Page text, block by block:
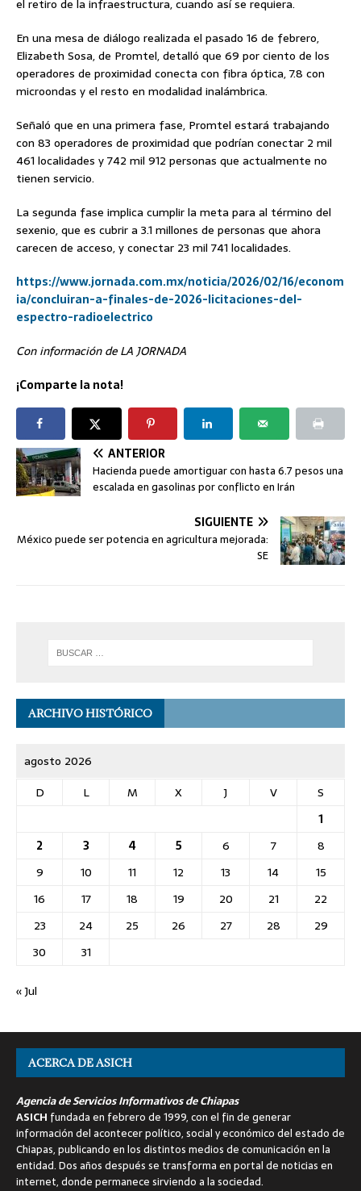
el retiro de la infraestructura, cuando así se requiera.
En una mesa de diálogo realizada el pasado 16 de febrero,
Elizabeth Sosa, de Promtel, detalló que 69 por ciento de los
operadores de proximidad conecta con fibra óptica, 7.8 con
microondas y el resto en modalidad inalámbrica.
Señaló que en una primera fase, Promtel estará trabajando
con 83 operadores de proximidad que podrían conectar 2 mil
461 localidades y 742 mil 912 personas que actualmente no
tienen servicio.
La segunda fase implica cumplir la meta para al término del
sexenio, que es cubrir a 3.1 millones de personas que ahora
carecen de acceso, y conectar 23 mil 741 localidades.
https://www.jornada.com.mx/noticia/2026/02/16/econom
ia/concluiran-a-finales-de-2026-licitaciones-del-
espectro-radioelectrico
Con información de LA JORNADA
¡Comparte la nota!
ANTERIOR
Hacienda puede amortiguar con hasta 6.7 pesos una
escalada en gasolinas por conflicto en Irán
SIGUIENTE
México puede ser potencia en agricultura mejorada:
SE
ARCHIVO HISTÓRICO
agosto 2026
D
L M X J V
S
1
2
3 4 5 6 7
8
9
10 11 12 13 14
15
16
17 18 19 20 21
22
23
24 25 26 27 28
29
30
31
« Jul
ACERCA DE ASICH
Agencia de Servicios Informativos de Chiapas
ASICH fundada en febrero de 1999, con el fin de generar
información del acontecer político, social y económico del estado de
Chiapas, publicando en los distintos medios de comunicación en la
entidad. Dos años después se transforma en portal de noticias en
internet, donde permanece sirviendo a la sociedad.